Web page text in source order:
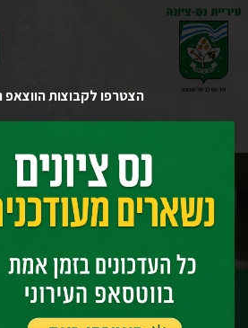
הצטרפו לקבוצות הווצאפ
העירייה לשירותך מכרזים
מכרז פומבי מספר 25/20